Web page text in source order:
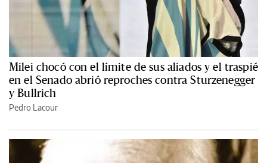
Milei chocó con el límite de sus aliados y el traspié
en el Senado abrió reproches contra Sturzenegger
y Bullrich
Pedro Lacour